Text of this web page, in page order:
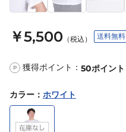
￥5,500 （税込） 送料無料
P 獲得ポイント： 50ポイント
カラー ： ホワイト